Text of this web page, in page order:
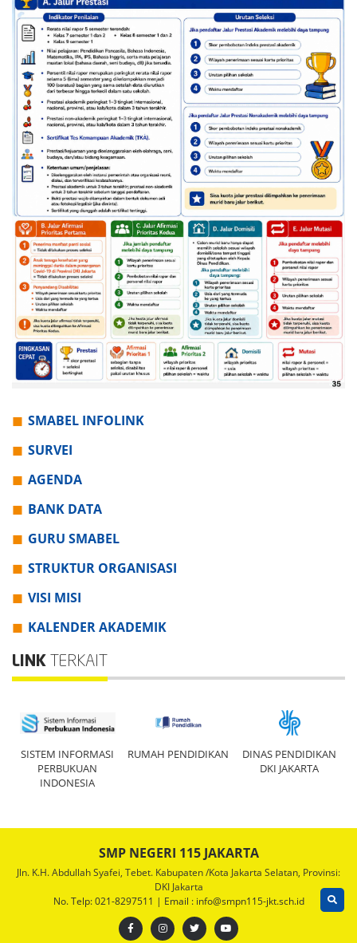
SMABEL INFOLINK
SURVEI
AGENDA
BANK DATA
GURU SMABEL
STRUKTUR ORGANISASI
VISI MISI
KALENDER AKADEMIK
LINK TERKAIT
SISTEM INFORMASI
PERBUKUAN
INDONESIA
RUMAH PENDIDIKAN
DINAS PENDIDIKAN
DKI JAKARTA
SMP NEGERI 115 JAKARTA
Jln. K.H. Abdullah Syafei, Tebet. Kabupaten /Kota Jakarta Selatan, Provinsi:
DKI Jakarta
No. Telp: 021-8297511 | Email : info@smpn115-jkt.sch.id